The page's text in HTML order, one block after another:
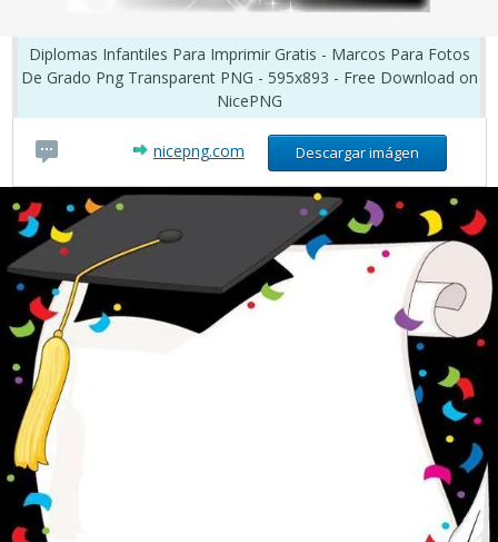
Diplomas Infantiles Para Imprimir Gratis - Marcos Para Fotos
De Grado Png Transparent PNG - 595x893 - Free Download on
NicePNG
Descargar imágen
nicepng.com